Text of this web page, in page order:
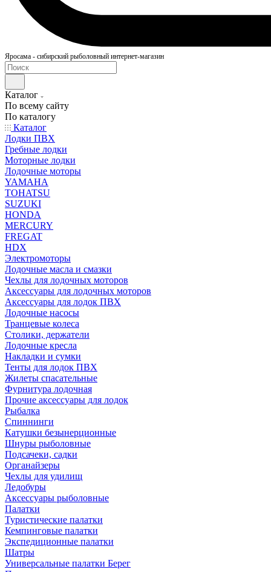
Яросама - сибирский рыболовный интернет-магазин
Каталог
По всему сайту
По каталогу
Каталог
Лодки ПВХ
Гребные лодки
Моторные лодки
Лодочные моторы
YAMAHA
TOHATSU
SUZUKI
HONDA
MERCURY
FREGAT
HDX
Электромоторы
Лодочные масла и смазки
Чехлы для лодочных моторов
Аксессуары для лодочных моторов
Аксессуары для лодок ПВХ
Лодочные насосы
Транцевые колеса
Столики, держатели
Лодочные кресла
Накладки и сумки
Тенты для лодок ПВХ
Жилеты спасательные
Фурнитура лодочная
Прочие аксессуары для лодок
Рыбалка
Спиннинги
Катушки безынерционные
Шнуры рыболовные
Подсачеки, садки
Органайзеры
Чехлы для удилищ
Ледобуры
Аксессуары рыболовные
Палатки
Туристические палатки
Кемпинговые палатки
Экспедиционные палатки
Шатры
Универсальные палатки Берег